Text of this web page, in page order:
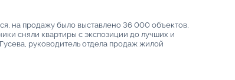
на продажу было выставлено 36 000 объектов,
сняли квартиры с экспозиции до лучших и
руководитель отдела продаж жилой